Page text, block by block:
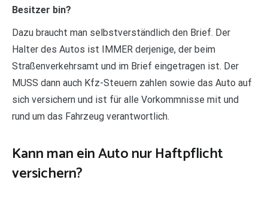
Besitzer bin?
Dazu braucht man selbstverständlich den Brief. Der
Halter des Autos ist IMMER derjenige, der beim
Straßenverkehrsamt und im Brief eingetragen ist. Der
MUSS dann auch Kfz-Steuern zahlen sowie das Auto auf
sich versichern und ist für alle Vorkommnisse mit und
rund um das Fahrzeug verantwortlich.
Kann man ein Auto nur Haftpflicht
versichern?